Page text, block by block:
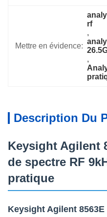
Mettre en évidence:
rf
,
,
Description Du
Keysight Agilent
de spectre RF
pratique
Keysight Agilent